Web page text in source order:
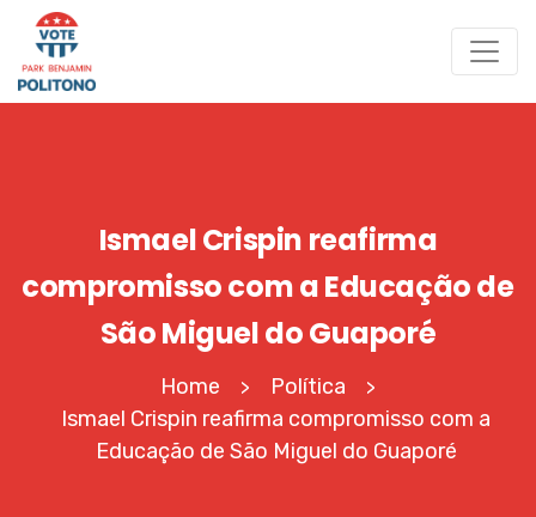
Ismael Crispin reafirma
compromisso com a Educação de
São Miguel do Guaporé
Home > Política >
Ismael Crispin reafirma compromisso com a
Educação de São Miguel do Guaporé